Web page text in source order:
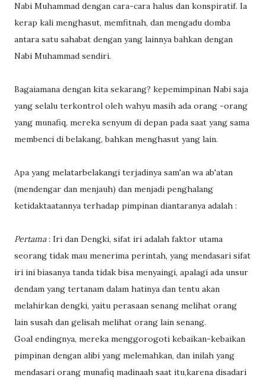
Nabi Muhammad dengan cara-cara halus dan konspiratif. Ia
kerap kali menghasut, memfitnah, dan mengadu domba
antara satu sahabat dengan yang lainnya bahkan dengan
Nabi Muhammad sendiri.
Bagaiamana dengan kita sekarang? kepemimpinan Nabi saja
yang selalu terkontrol oleh wahyu masih ada orang -orang
yang munafiq, mereka senyum di depan pada saat yang sama
membenci di belakang, bahkan menghasut yang lain.
Apa yang melatarbelakangi terjadinya sam'an wa ab'atan
(mendengar dan menjauh) dan menjadi penghalang
ketidaktaatannya terhadap pimpinan diantaranya adalah :
Pertama: Iri dan Dengki, sifat iri adalah faktor utama
seorang tidak mau menerima perintah, yang mendasari sifat
iri ini biasanya tanda tidak bisa menyaingi, apalagi ada unsur
dendam yang tertanam dalam hatinya dan tentu akan
melahirkan dengki, yaitu perasaan senang melihat orang
lain susah dan gelisah melihat orang lain senang.
Goal endingnya, mereka menggorogoti kebaikan-kebaikan
pimpinan dengan alibi yang melemahkan, dan inilah yang
mendasari orang munafiq madinaah saat itu,karena disadari